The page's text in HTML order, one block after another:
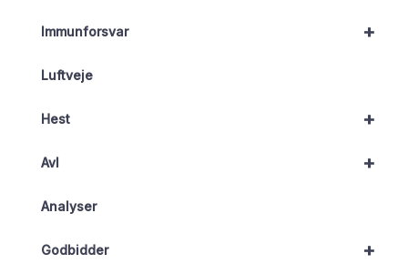
+
Immunforsvar
Luftveje
+
Hest
+
Avl
Analyser
+
Godbidder